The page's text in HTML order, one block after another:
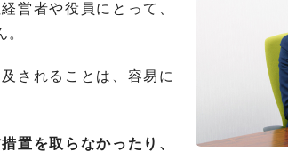
営者や役員にとって、
されることは、容易に
置を取らなかったり、